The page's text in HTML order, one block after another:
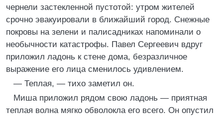
чернели застекленной пустотой: утром жителей
срочно эвакуировали в ближайший город. Снежные
покровы на зелени и палисадниках напоминали о
необычности катастрофы. Павел Сергеевич вдруг
приложил ладонь к стене дома, безразличное
выражение его лица сменилось удивлением.
— Теплая, — тихо заметил он.
Миша приложил рядом свою ладонь — приятная
теплая волна мягко обволокла его всего. Он опустил